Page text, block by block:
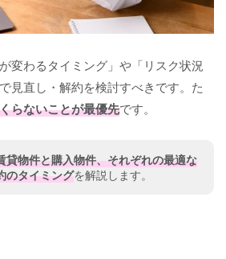
変わるタイミング」や「リスク状況
見直し・解約を検討すべきです。た
らないことが最優先です。
貸物件と購入物件、それぞれの最適な
のタイミングを解説します。